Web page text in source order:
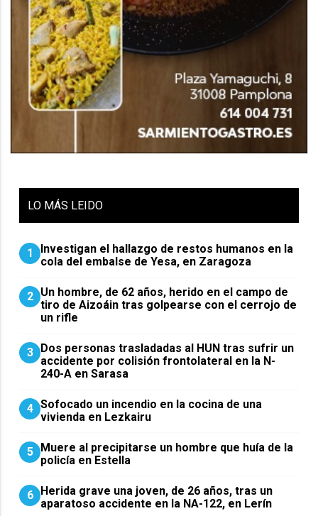
LO MÁS LEIDO
1
Investigan el hallazgo de restos humanos en la
cola del embalse de Yesa, en Zaragoza
2 Un hombre, de 62 años, herido en el campo de
tiro de Aizoáin tras golpearse con el cerrojo de
un rifle
3
​Dos personas trasladadas al HUN tras sufrir un
accidente por colisión frontolateral en la N-
240-A en Sarasa
4 Sofocado un incendio en la cocina de una
vivienda en Lezkairu
5
Muere al precipitarse un hombre que huía de la
policía en Estella
6
Herida grave una joven, de 26 años, tras un
aparatoso accidente en la NA-122, en Lerín